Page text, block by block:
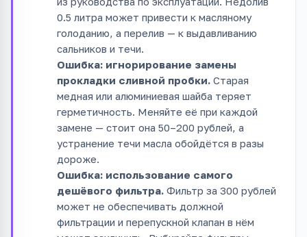
0.5 литра может привести к масляному
голоданию, а перелив — к выдавливанию
сальников и течи.
Ошибка: игнорирование замены
прокладки сливной пробки. Старая
медная или алюминиевая шайба теряет
герметичность. Меняйте её при каждой
замене — стоит она 50–200 рублей, а
устранение течи масла обойдётся в разы
дороже.
Ошибка: использование самого
дешёвого фильтра. Фильтр за 300 рублей
может не обеспечивать должной
фильтрации и перепускной клапан в нём